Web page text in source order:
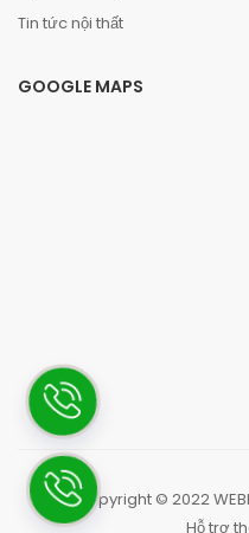
Tin tức nội thất
GOOGLE MAPS
Copyright © 2022
Hỗ trợ